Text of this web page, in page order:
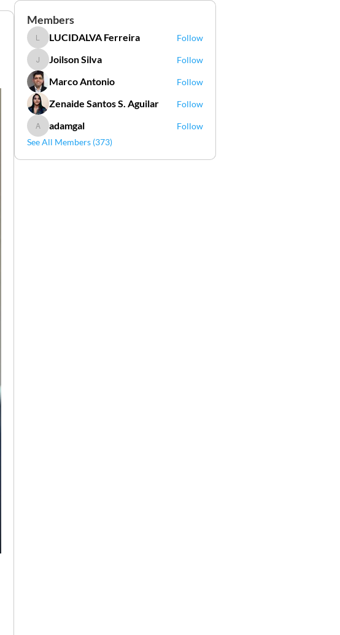
Members
LUCIDALVA Ferreira
LUCIDALVA Ferreira Follow
Joilson Silva
Joilson Silva Follow
Marco Antonio Follow
Zenaide Santos S. Aguilar Follow
adamgal
adamgal
Follow
See All Members (373)